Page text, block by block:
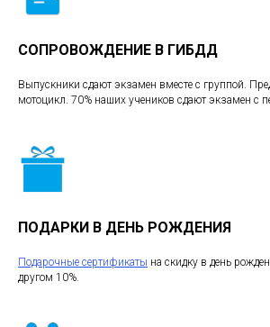
СОПРОВОЖДЕНИЕ В ГИБДД
Выпускники сдают экзамен вместе с группой.
мотоцикл. 70% наших учеников сдают экзамен с
ПОДАРКИ В ДЕНЬ РОЖДЕНИЯ
Подарочные сертификаты на скидку в день
другом 10%.